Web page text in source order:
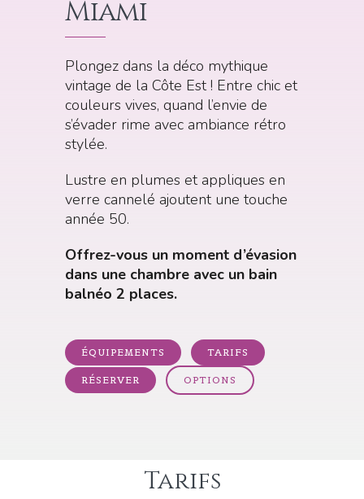
Miami
Plongez dans la déco mythique
vintage de la Côte Est ! Entre chic et
couleurs vives, quand l’envie de
s’évader rime avec ambiance rétro
stylée.
Lustre en plumes et appliques en
verre cannelé ajoutent une touche
année 50.
Offrez-vous un moment d’évasion
dans une chambre avec un bain
balnéo 2 places.
ÉQUIPEMENTS TARIFS
RÉSERVER OPTIONS
Tarifs